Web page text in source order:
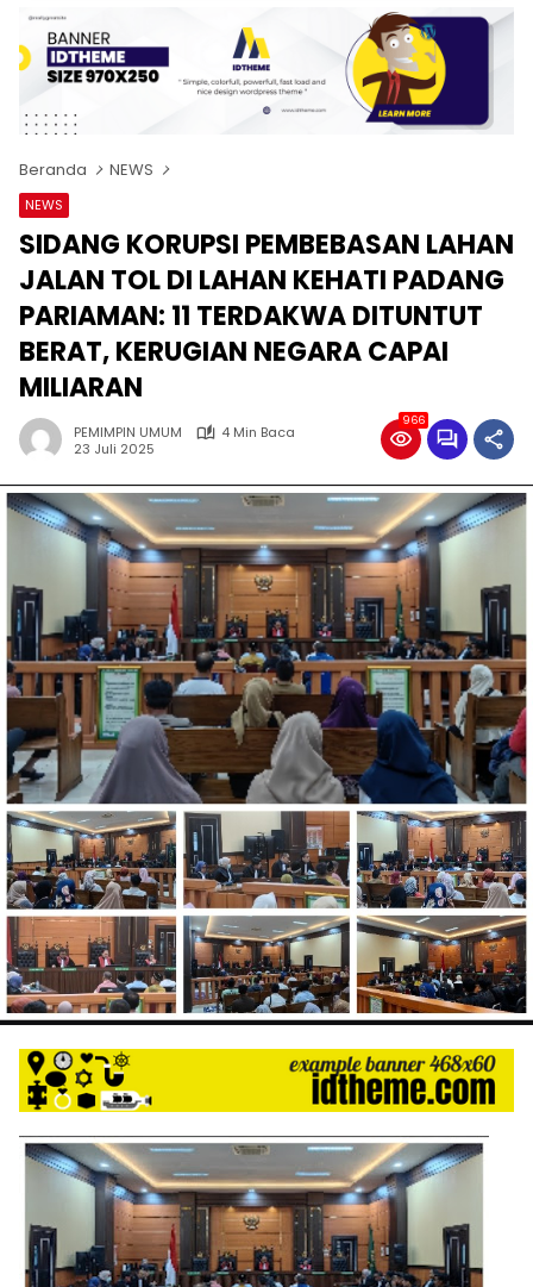
Beranda NEWS
NEWS
SIDANG KORUPSI PEMBEBASAN LAHAN
JALAN TOL DI LAHAN KEHATI PADANG
PARIAMAN: 11 TERDAKWA DITUNTUT
BERAT, KERUGIAN NEGARA CAPAI
MILIARAN
PEMIMPIN UMUM
4 Min Baca
23 Juli 2025
966